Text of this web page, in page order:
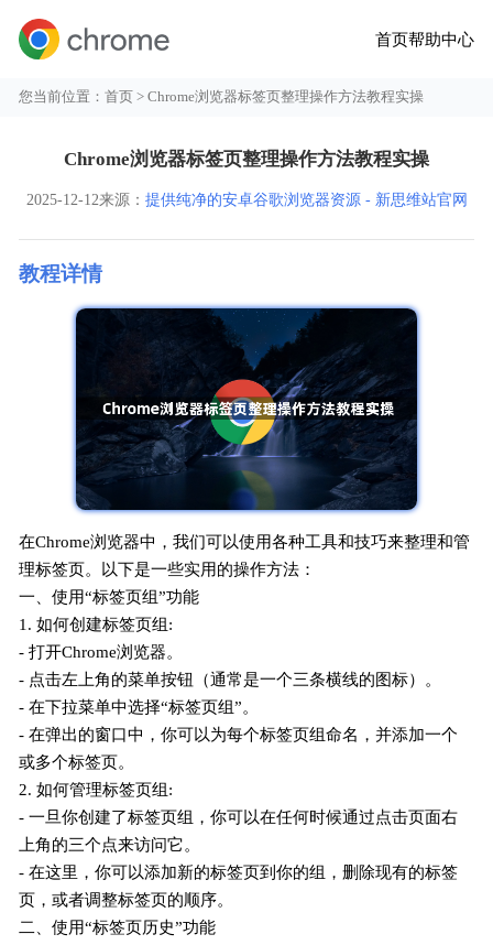
首页帮助中心
您当前位置：首页 > Chrome浏览器标签页整理操作方法教程实操
Chrome浏览器标签页整理操作方法教程实操
2025-12-12来源： 提供纯净的安卓谷歌浏览器资源 - 新思维站官网
教程详情
在Chrome浏览器中，我们可以使用各种工具和技巧来整理和管
理标签页。以下是一些实用的操作方法：
一、使用“标签页组”功能
1. 如何创建标签页组:
- 打开Chrome浏览器。
- 点击左上角的菜单按钮（通常是一个三条横线的图标）。
- 在下拉菜单中选择“标签页组”。
- 在弹出的窗口中，你可以为每个标签页组命名，并添加一个
或多个标签页。
2. 如何管理标签页组:
- 一旦你创建了标签页组，你可以在任何时候通过点击页面右
上角的三个点来访问它。
- 在这里，你可以添加新的标签页到你的组，删除现有的标签
页，或者调整标签页的顺序。
二、使用“标签页历史”功能